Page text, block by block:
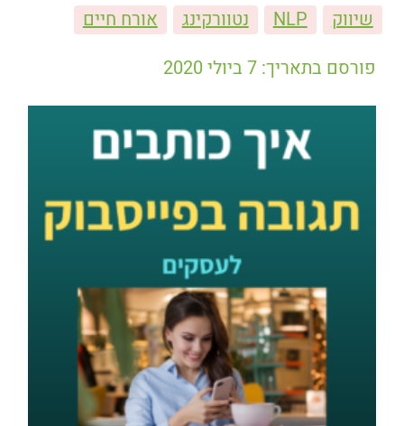
שיווק
NLP נטוורקינג
אורח חיים
פורסם בתאריך: 7 ביולי 2020